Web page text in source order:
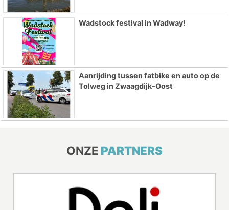
Wadstock festival in Wadway!
Aanrijding tussen fatbike en auto op de
Tolweg in Zwaagdijk-Oost
ONZE PARTNERS